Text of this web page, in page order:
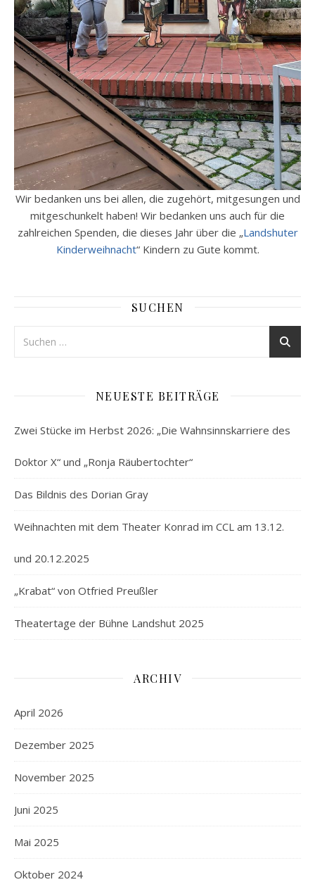
Wir bedanken uns bei allen, die zugehört, mitgesungen und
mitgeschunkelt haben! Wir bedanken uns auch für die
zahlreichen Spenden, die dieses Jahr über die „Landshuter
Kinderweihnacht“ Kindern zu Gute kommt.
SUCHEN
NEUESTE BEITRÄGE
Zwei Stücke im Herbst 2026: „Die Wahnsinnskarriere des
Doktor X“ und „Ronja Räubertochter“
Das Bildnis des Dorian Gray
Weihnachten mit dem Theater Konrad im CCL am 13.12.
und 20.12.2025
„Krabat“ von Otfried Preußler
Theatertage der Bühne Landshut 2025
ARCHIV
April 2026
Dezember 2025
November 2025
Juni 2025
Mai 2025
Oktober 2024